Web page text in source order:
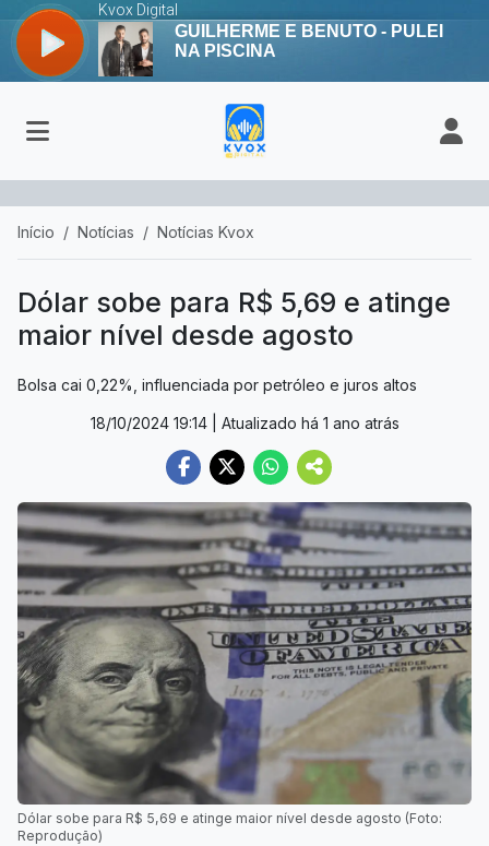
Início Notícias Notícias Kvox
Dólar sobe para R$ 5,69 e atinge
maior nível desde agosto
Bolsa cai 0,22%, influenciada por petróleo e juros altos
18/10/2024 19:14 | Atualizado há 1 ano atrás
Dólar sobe para R$ 5,69 e atinge maior nível desde agosto (Foto:
Reprodução)